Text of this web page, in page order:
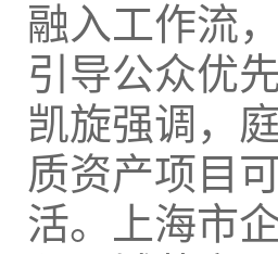
融入工作流
引导公众优
凯旋强调，
质资产项目
活。上海市